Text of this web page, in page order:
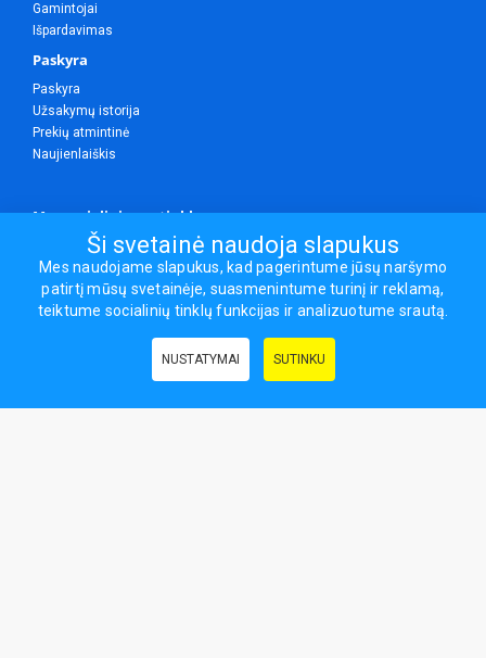
Gamintojai
Išpardavimas
Paskyra
Paskyra
Užsakymų istorija
Prekių atmintinė
Naujienlaiškis
Mes socialiniuose tinkluose
Visos teisės saugomos.
Sporto ir laisvalaikio prekės, maisto papildai - erasportas.lt © 2026
Ši svetainė naudoja slapukus
Mes naudojame slapukus, kad pagerintume jūsų naršymo
patirtį mūsų svetainėje, suasmenintume turinį ir reklamą,
teiktume socialinių tinklų funkcijas ir analizuotume srautą.
NUSTATYMAI SUTINKU